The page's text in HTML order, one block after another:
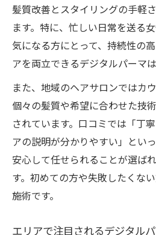
髪質改善とスタイリングの手軽
ます。特に、忙しい日常を送る
気になる方にとって、持続性の
アを両立できるデジタルパーマ
また、地域のヘアサロンではカ
個々の髪質や希望に合わせた技
されています。口コミでは「丁
アの説明が分かりやすい」とい
安心して任せられることが選ば
す。初めての方や失敗したくな
施術です。
エリアで注目されるデジタル